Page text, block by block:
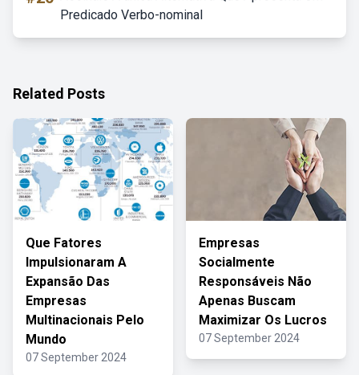
Predicado Verbo-nominal
Related Posts
Que Fatores
Impulsionaram A
Expansão Das
Empresas
Multinacionais Pelo
Mundo
07 September 2024
Empresas
Socialmente
Responsáveis Não
Apenas Buscam
Maximizar Os Lucros
07 September 2024